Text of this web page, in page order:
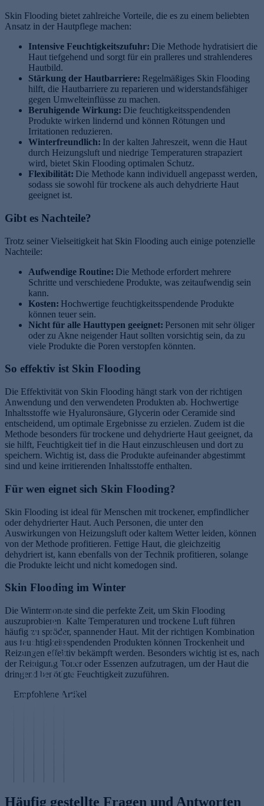
Skin Flooding bietet zahlreiche Vorteile, die es zu einem beliebten
Ansatz in der Hautpflege machen:
Intensive Feuchtigkeitszufuhr: Die Methode hydratisiert die
Haut tiefgehend und sorgt für ein pralleres und strahlenderes
Hautbild.
Stärkung der Hautbarriere: Regelmäßiges Skin Flooding
hilft, die Hautbarriere zu reparieren und widerstandsfähiger
gegen Umwelteinflüsse zu machen.
Beruhigende Wirkung: Die feuchtigkeitsspendenden
Produkte wirken lindernd und können Rötungen und
Irritationen reduzieren.
Winterfreundlich: In der kalten Jahreszeit, wenn die Haut
durch Heizungsluft und niedrige Temperaturen strapaziert
wird, bietet Skin Flooding optimalen Schutz.
Flexibilität: Die Methode kann individuell angepasst werden,
sodass sie sowohl für trockene als auch dehydrierte Haut
geeignet ist.
Gibt es Nachteile?
Trotz seiner Vielseitigkeit hat Skin Flooding auch einige potenzielle
Nachteile:
Aufwendige Routine: Die Methode erfordert mehrere
Schritte und verschiedene Produkte, was zeitaufwendig sein
kann.
Kosten: Hochwertige feuchtigkeitsspendende Produkte
können teuer sein.
Nicht für alle Hauttypen geeignet: Personen mit sehr öliger
oder zu Akne neigender Haut sollten vorsichtig sein, da zu
viele Produkte die Poren verstopfen könnten.
So effektiv ist Skin Flooding
Die Effektivität von Skin Flooding hängt stark von der richtigen
Anwendung und den verwendeten Produkten ab. Hochwertige
Inhaltsstoffe wie Hyaluronsäure, Glycerin oder Ceramide sind
entscheidend, um optimale Ergebnisse zu erzielen. Zudem ist die
Methode besonders für trockene und dehydrierte Haut geeignet, da
sie hilft, Feuchtigkeit tief in die Haut einzuschleusen und dort zu
speichern. Wichtig ist, dass die Produkte aufeinander abgestimmt
sind und keine irritierenden Inhaltsstoffe enthalten.
Für wen eignet sich Skin Flooding?
Skin Flooding ist ideal für Menschen mit trockener, empfindlicher
oder dehydrierter Haut. Auch Personen, die unter den
Auswirkungen von Heizungsluft oder kaltem Wetter leiden, können
von der Methode profitieren. Fettige Haut, die gleichzeitig
dehydriert ist, kann ebenfalls von der Technik profitieren, solange
die Produkte leicht und nicht komedogen sind.
Skin Flooding im Winter
Die Wintermonate sind die perfekte Zeit, um Skin Flooding
auszuprobieren. Kalte Temperaturen und trockene Luft führen
häufig zu spröder, spannender Haut. Mit der richtigen Kombination
aus feuchtigkeitsspendenden Produkten können Trockenheit und
Reizungen effektiv bekämpft werden. Besonders wichtig ist es, nach
der Reinigung Toner oder Essenzen aufzutragen, um der Haut die
dringend benötigte Feuchtigkeit zuzuführen.
Empfohlene Artikel
B
e
r
n
ei
A
p
ri
k
o
e
B
a
L
n
g
e
v
it
y
E
n
c
ö
n
e
H
a
u
t
o
W
ec
el
Häufig gestellte Fragen und Antworten